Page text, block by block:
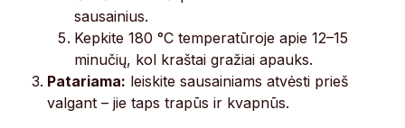
sausainius.
Kepkite 180 °C temperatūroje apie 12–15
minučių, kol kraštai gražiai apauks.
Patariama: leiskite sausainiams atvėsti prieš
valgant – jie taps trapūs ir kvapnūs.